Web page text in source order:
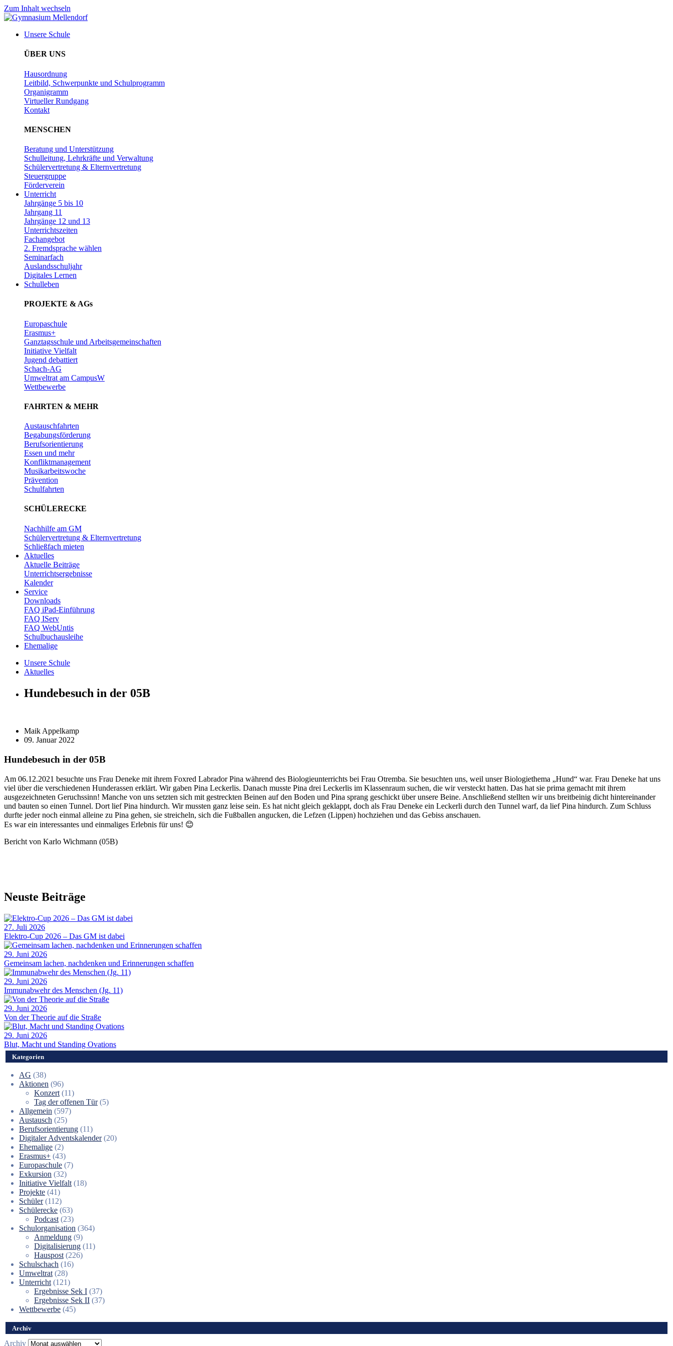
Zum Inhalt wechseln
Unsere Schule
ÜBER UNS
Hausordnung
Leitbild, Schwerpunkte und Schulprogramm
Organigramm
Virtueller Rundgang
Kontakt
MENSCHEN
Beratung und Unterstützung
Schulleitung, Lehrkräfte und Verwaltung
Schülervertretung & Elternvertretung
Steuergruppe
Förderverein
Unterricht
Jahrgänge 5 bis 10
Jahrgang 11
Jahrgänge 12 und 13
Unterrichtszeiten
Fachangebot
2. Fremdsprache wählen
Seminarfach
Auslandsschuljahr
Digitales Lernen
Schulleben
PROJEKTE & AGs
Europaschule
Erasmus+
Ganztagsschule und Arbeitsgemeinschaften
Initiative Vielfalt
Jugend debattiert
Schach-AG
Umweltrat am CampusW
Wettbewerbe
FAHRTEN & MEHR
Austauschfahrten
Begabungsförderung
Berufsorientierung
Essen und mehr
Konfliktmanagement
Musikarbeitswoche
Prävention
Schulfahrten
SCHÜLERECKE
Nachhilfe am GM
Schülervertretung & Elternvertretung
Schließfach mieten
Aktuelles
Aktuelle Beiträge
Unterrichtsergebnisse
Kalender
Service
Downloads
FAQ iPad-Einführung
FAQ IServ
FAQ WebUntis
Schulbuchausleihe
Ehemalige
Unsere Schule
Aktuelles
Hundebesuch in der 05B
Maik Appelkamp
09. Januar 2022
Hundebesuch in der 05B
Am 06.12.2021 besuchte uns Frau Deneke mit ihrem Foxred Labrador Pina während des Biologieunterrichts bei Frau Otremba. Sie besuchten uns, weil unser Biologiethema „Hund“ war. Frau Deneke hat uns
viel über die verschiedenen Hunderassen erklärt. Wir gaben Pina Leckerlis. Danach musste Pina drei Leckerlis im Klassenraum suchen, die wir versteckt hatten. Das hat sie prima gemacht mit ihrem
ausgezeichneten Geruchssinn! Manche von uns setzten sich mit gestreckten Beinen auf den Boden und Pina sprang geschickt über unsere Beine. Anschließend stellten wir uns breitbeinig dicht hintereinander
und bauten so einen Tunnel. Dort lief Pina hindurch. Wir mussten ganz leise sein. Es hat nicht gleich geklappt, doch als Frau Deneke ein Leckerli durch den Tunnel warf, da lief Pina hindurch. Zum Schluss
durfte jeder noch einmal alleine zu Pina gehen, sie streicheln, sich die Fußballen angucken, die Lefzen (Lippen) hochziehen und das Gebiss anschauen.
Es war ein interessantes und einmaliges Erlebnis für uns! 😊
Bericht von Karlo Wichmann (05B)
Neuste Beiträge
27. Juli 2026
Elektro-Cup 2026 – Das GM ist dabei
29. Juni 2026
Gemeinsam lachen, nachdenken und Erinnerungen schaffen
29. Juni 2026
Immunabwehr des Menschen (Jg. 11)
29. Juni 2026
Von der Theorie auf die Straße
29. Juni 2026
Blut, Macht und Standing Ovations
Kategorien
AG (38)
Aktionen (96)
Konzert (11)
Tag der offenen Tür(5)
Allgemein (597)
Austausch (25)
Berufsorientierung (11)
Digitaler Adventskalender(20)
Ehemalige (2)
Erasmus+ (43)
Europaschule (7)
Exkursion (32)
Initiative Vielfalt (18)
Projekte (41)
Schüler(112)
Schülerecke (63)
Podcast (23)
Schulorganisation (364)
Anmeldung (9)
Digitalisierung (11)
Hauspost (226)
Schulschach (16)
Umweltrat (28)
Unterricht (121)
Ergebnisse Sek I (37)
Ergebnisse Sek II (37)
Wettbewerbe (45)
Archiv
Archiv